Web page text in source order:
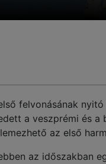
felvonásának
a veszprémi és
az első
az időszakban